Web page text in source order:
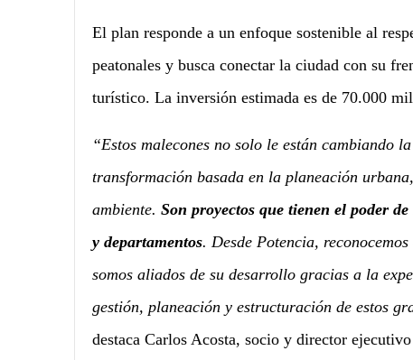
El plan responde a un enfoque sostenible al
peatonales y busca conectar la ciudad con su
turístico. La inversión estimada es de 70.000
“Estos malecones no solo le están cambiando
transformación basada en la planeación
ambiente. Son proyectos que tienen el poder
y departamentos. Desde Potencia,
somos aliados de su desarrollo gracias a la
gestión, planeación y estructuración de estos
destaca Carlos Acosta, socio y director